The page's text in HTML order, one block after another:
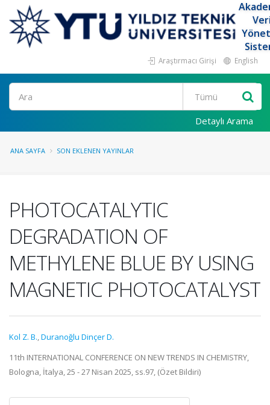
Araştırmacı Girişi English
Ara
Detaylı Arama
ANA SAYFA SON EKLENEN YAYINLAR
PHOTOCATALYTIC
DEGRADATION OF
METHYLENE BLUE BY USING
MAGNETIC PHOTOCATALYST
Kol Z. B.,Duranoğlu Dinçer D.
11th INTERNATIONAL CONFERENCE ON NEW TRENDS IN CHEMISTRY,
Bologna, İtalya, 25 - 27 Nisan 2025, ss.97, (Özet Bildiri)